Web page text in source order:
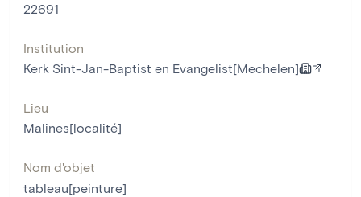
22691
Institution
Kerk Sint-Jan-Baptist en Evangelist[Mechelen]
Lieu
Malines[localité]
Nom d'objet
tableau[peinture]